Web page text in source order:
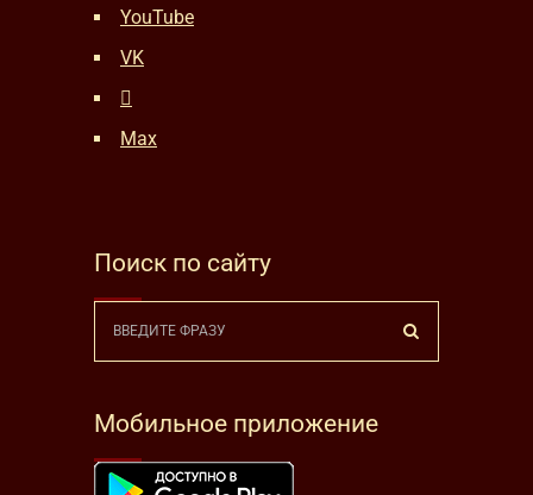
YouTube
VK
Max
Поиск по сайту
Мобильное приложение